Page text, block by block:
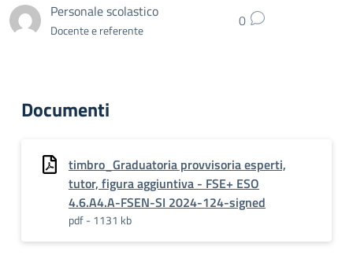
Personale scolastico
Docente e referente 0
Documenti
timbro_Graduatoria provvisoria esperti,
tutor, figura aggiuntiva - FSE+ ESO
4.6.A4.A-FSEN-SI 2024-124-signed
pdf - 1131 kb